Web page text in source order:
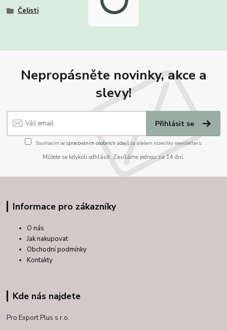
Čelisti
Nepropásněte novinky, akce a
slevy!
Přihlásit se
Souhlasím se zpracováním osobních údajůza účelem rozesílky newsletteru.
Můžete se kdykoli odhlásit. Zasíláme jednou za 14 dní.
Informace pro zákazníky
O nás
Jak nakupovat
Obchodní podmínky
Kontakty
Kde nás najdete
Pro Export Plus s.r.o.